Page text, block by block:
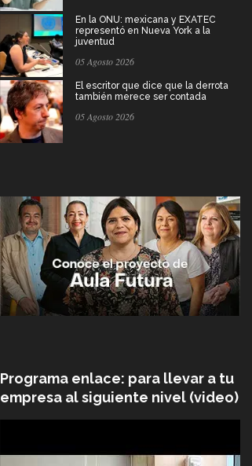
En la ONU: mexicana y EXATEC
representó en Nueva York a la
juventud
05 Agosto 2026
El escritor que dice que la derrota
también merece ser contada
05 Agosto 2026
Programa enlace: para llevar a tu
empresa al siguiente nivel (video)